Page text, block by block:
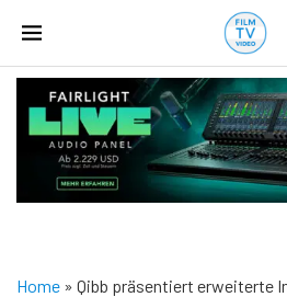
Home » Qibb präsentiert erweiterte